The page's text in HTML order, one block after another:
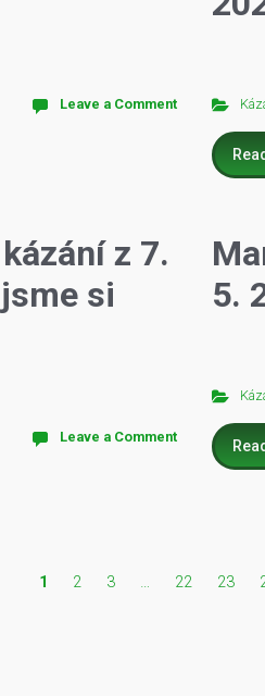
Leave a Comment
z 7.
si
Leave a Comment
5.
1 2 3 … 22 23